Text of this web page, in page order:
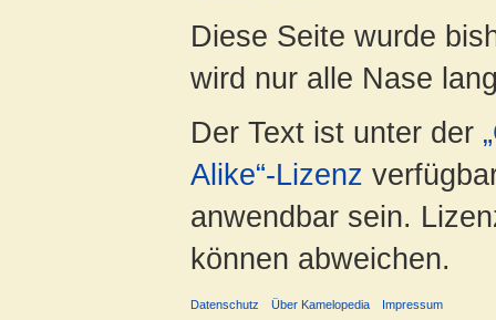
Diese Seite wurde
wird nur alle Nase
Der Text ist unter der
Alike“-Lizenz
anwendbar sein.
können abweichen.
Datenschutz Über Kamelopedia Impressum